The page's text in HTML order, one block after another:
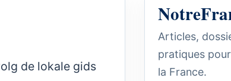
de lokale gids
Articles,
pratiques
la France.